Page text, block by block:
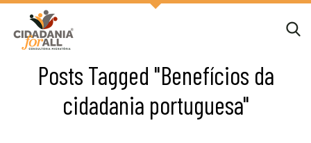
Posts Tagged "Benefícios da
cidadania portuguesa"